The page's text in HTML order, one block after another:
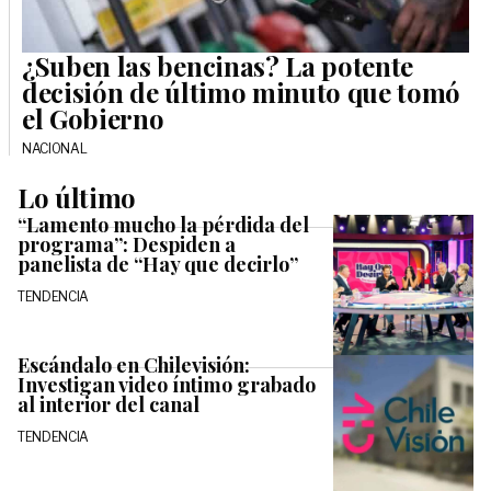
¿Suben las bencinas? La potente
decisión de último minuto que tomó
el Gobierno
NACIONAL
Lo último
“Lamento mucho la pérdida del
programa”: Despiden a
panelista de “Hay que decirlo”
TENDENCIA
Escándalo en Chilevisión:
Investigan video íntimo grabado
al interior del canal
TENDENCIA